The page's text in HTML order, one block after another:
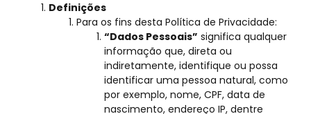
Definições
Para os fins desta Política de Privacidade:
“Dados Pessoais” significa qualquer
informação que, direta ou
indiretamente, identifique ou possa
identificar uma pessoa natural, como
por exemplo, nome, CPF, data de
nascimento, endereço IP, dentre